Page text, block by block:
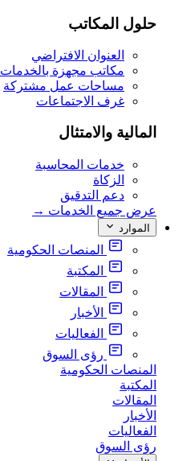
حلول المكاتب
العنوان الافتراضي
مكاتب مجهزة بالخدمات
مساحات عمل مشتركة
غرف الاجتماعات
المالية والامتثال
خدمات المحاسبة
الزكاة
دعم التدقيق
عرض جميع الخدمات →
الموارد
المنصات الحكومية
المكتبة
المقالات
الأخبار
الفعاليات
رؤى السوق
المنصات الحكومية
المكتبة
المقالات
الأخبار
الفعاليات
رؤى السوق